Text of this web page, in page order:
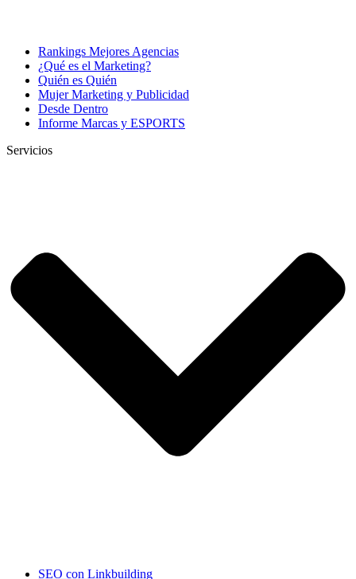
Rankings Mejores Agencias
¿Qué es el Marketing?
Quién es Quién
Mujer Marketing y Publicidad
Desde Dentro
Informe Marcas y ESPORTS
Servicios
SEO con Linkbuilding